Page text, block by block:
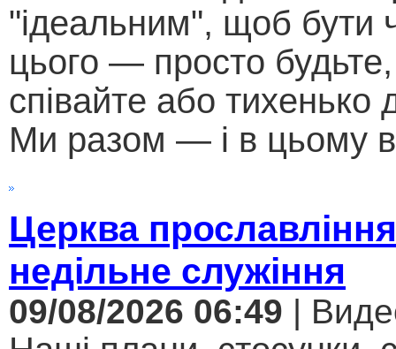
"ідеальним", щоб бути
цього — просто
співайте або тихенько
Ми разом — і в цьому
Церква
недільне служіння
09/08/2026 06:49 |